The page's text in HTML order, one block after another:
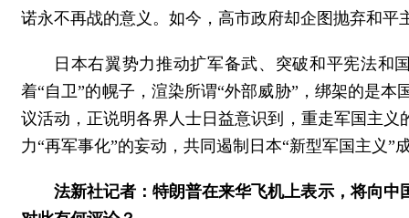
诺永不再战的意义。如今，高市政府却企图抛弃和
日本右翼势力推动扩军备武、突破和平宪法和
着“自卫”的幌子，渲染所谓“外部威胁”，绑架的是
议活动，正说明各界人士日益意识到，重走军国主
力“再军事化”的妄动，共同遏制日本“新型军国主义”
法新社记者：特朗普在来华飞机上表示，将向